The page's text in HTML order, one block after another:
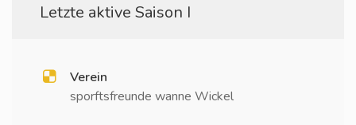
Letzte aktive Saison I
Verein
sporftsfreunde wanne Wickel